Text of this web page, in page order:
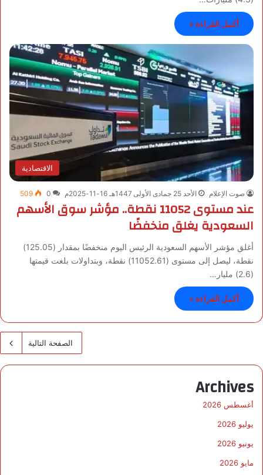
أكمل القراءة »
الاقتصادية
صوت الإعلام الأحد 25 جمادى الأولى 1447هـ 16-11-2025م 0
509
عند مستوى 11052 نقطة.. مؤشر سوق الأسهم
السعودية يغلق منخفضًا
أغلق مؤشر الأسهم السعودية الرئيس اليوم منخفضًا بمقدار (125.05)
نقطة، ليصل إلى مستوى (11052.61) نقطة، وبتداولات بلغت قيمتها
(2.6) مليار…
أكمل القراءة »
الصفحة التالية
Archives
أغسطس 2026
يوليو 2026
يونيو 2026
مايو 2026